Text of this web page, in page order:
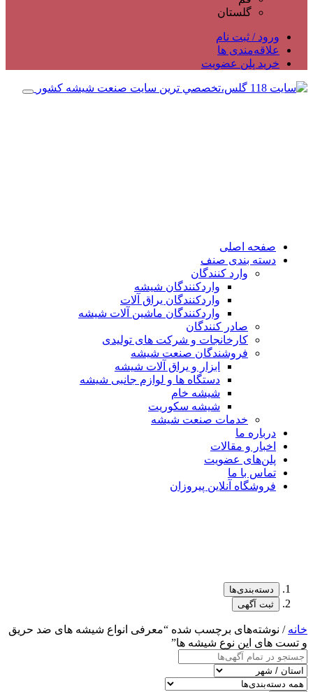
گلستان
ورود / ثبت نام
علاقه‌مندی ها
خرید پلن عضویت
صفحه اصلی
دسته بندی صنف
وارد کنندگان
واردکنندگان شیشه
واردکنندگان یراق آلات
واردکنندگان ماشین آلات شیشه
صادر کنندگان
کارخانجات و شرکت های تولیدی
فروشندگان صنعت شیشه
ابزار و یراق آلات شیشه
دستگاه ها و لوازم جانبی شیشه
شیشه خام
شیشه سکوریت
خدمات صنعت شیشه
درباره ما
اخبار و مقالات
پلن‌های عضویت
تماس با ما
فروشگاه آنلاین پیروزان
دسته‌بندی‌ها
ثبت آگهی
خانه / نوشته‌های برچسب شده “معرفی انواع شیشه های ضد حریق
و تست های این نوع شیشه ها”